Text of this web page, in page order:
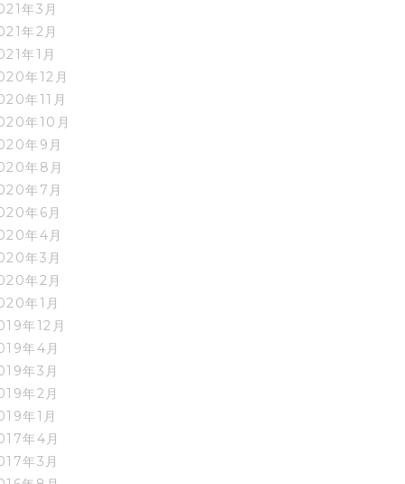
年3月
年2月
年1月
年12月
年11月
年10月
年9月
年8月
年7月
年6月
年4月
年3月
年2月
年1月
年12月
年4月
年3月
年2月
年1月
年4月
年3月